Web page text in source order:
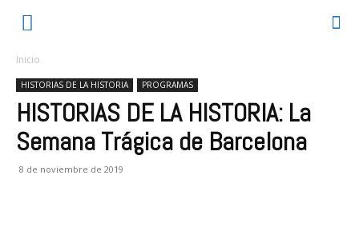
Inicio
HISTORIAS DE LA HISTORIA PROGRAMAS
HISTORIAS DE LA HISTORIA: La
Semana Trágica de Barcelona
8 de noviembre de 2019